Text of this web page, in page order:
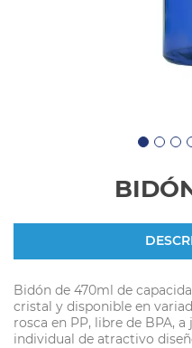
Bidón de 470ml de
cristal y disponible en
rosca en PP, libre de BPA,
individual de atractivo